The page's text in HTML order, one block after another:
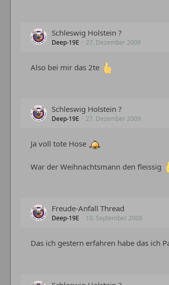
Schleswig Holstein ?
Deep-19E 27. Dezember 2009
Also bei mir das 2te
Schleswig Holstein ?
Deep-19E 27. Dezember 2009
Ja voll tote Hose
War der Weihnachtsmann den fleissig
Freude-Anfall Thread
Deep-19E 10. September 2009
Das ich gestern erfahren habe das ich